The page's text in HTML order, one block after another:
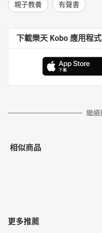
親子教養 有聲書
下載樂天 Kobo 應用程式
繼續
相似商品
更多推薦